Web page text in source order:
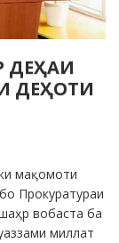
ДЕҲАИ
ДЕҲОТИ
мақомоти
Прокуратураи
вобаста ба
миллат